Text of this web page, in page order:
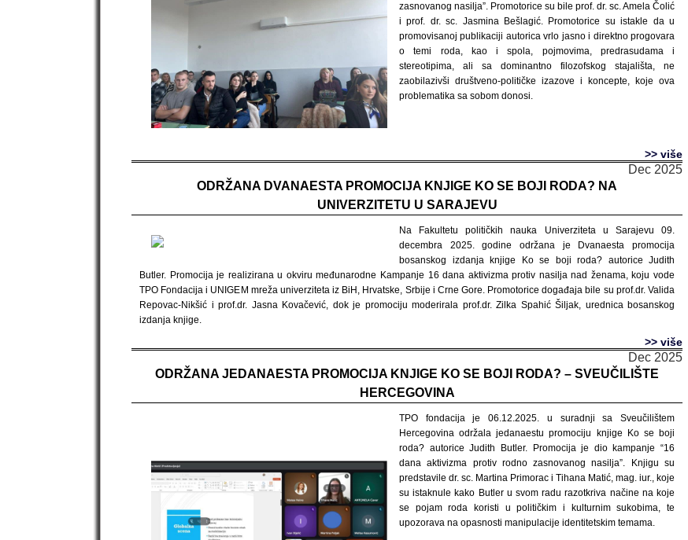
zasnovanog nasilja”. Promotorice su bile prof. dr. sc. Amela Čolić
i prof. dr. sc. Jasmina Bešlagić. Promotorice su istakle da u
promovisanoj publikaciji autorica vrlo jasno i direktno progovara
o temi roda, kao i spola, pojmovima, predrasudama i
stereotipima, ali sa dominantno filozofskog stajališta, ne
zaobilazivši društveno-političke izazove i koncepte, koje ova
problematika sa sobom donosi.
>> više
Dec 2025
ODRŽANA DVANAESTA PROMOCIJA KNJIGE KO SE BOJI RODA? NA
UNIVERZITETU U SARAJEVU
Na Fakultetu političkih nauka Univerziteta u Sarajevu 09.
decembra 2025. godine održana je Dvanaesta promocija
bosanskog izdanja knjige Ko se boji roda? autorice Judith
Butler. Promocija je realizirana u okviru međunarodne Kampanje 16 dana aktivizma protiv nasilja nad ženama, koju vode
TPO Fondacija i UNIGEM mreža univerziteta iz BiH, Hrvatske, Srbije i Crne Gore. Promotorice događaja bile su prof.dr. Valida
Repovac-Nikšić i prof.dr. Jasna Kovačević, dok je promociju moderirala prof.dr. Zilka Spahić Šiljak, urednica bosanskog
izdanja knjige.
>> više
Dec 2025
ODRŽANA JEDANAESTA PROMOCIJA KNJIGE KO SE BOJI RODA? – SVEUČILIŠTE
HERCEGOVINA
TPO fondacija je 06.12.2025. u suradnji sa Sveučilištem
Hercegovina održala jedanaestu promociju knjige Ko se boji
roda? autorice Judith Butler. Promocija je dio kampanje “16
dana aktivizma protiv rodno zasnovanog nasilja”. Knjigu su
predstavile dr. sc. Martina Primorac i Tihana Matić, mag. iur., koje
su istaknule kako Butler u svom radu razotkriva načine na koje
se pojam roda koristi u političkim i kulturnim sukobima, te
upozorava na opasnosti manipulacije identitetskim temama.